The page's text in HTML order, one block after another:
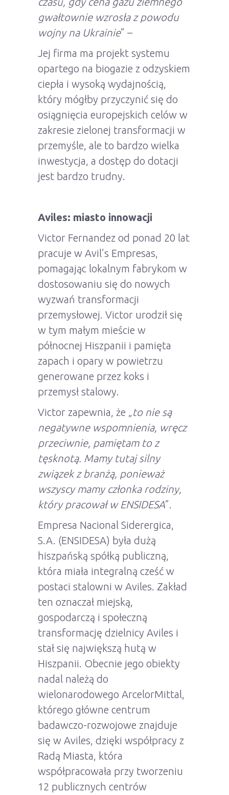
gwałtownie wzrosła z powodu
wojny na Ukrainie” –
Jej firma ma projekt systemu
opartego na biogazie z odzyskiem
ciepła i wysoką wydajnością,
który mógłby przyczynić się do
osiągnięcia europejskich celów w
zakresie zielonej transformacji w
przemyśle, ale to bardzo wielka
inwestycja, a dostęp do dotacji
jest bardzo trudny.
Aviles: miasto innowacji
Victor Fernandez od ponad 20 lat
pracuje w Avil’s Empresas,
pomagając lokalnym fabrykom w
dostosowaniu się do nowych
wyzwań transformacji
przemysłowej. Victor urodził się
w tym małym mieście w
północnej Hiszpanii i pamięta
zapach i opary w powietrzu
generowane przez koks i
przemysł stalowy.
Victor zapewnia, że „to nie są
negatywne wspomnienia, wręcz
przeciwnie, pamiętam to z
tęsknotą. Mamy tutaj silny
związek z branżą, ponieważ
wszyscy mamy członka rodziny,
który pracował w ENSIDESA”.
Empresa Nacional Siderergica,
S.A. (ENSIDESA) była dużą
hiszpańską spółką publiczną,
która miała integralną cześć w
postaci stalowni w Aviles. Zakład
ten oznaczał miejską,
gospodarczą i społeczną
transformację dzielnicy Aviles i
stał się największą hutą w
Hiszpanii. Obecnie jego obiekty
nadal należą do
wielonarodowego ArcelorMittal,
którego główne centrum
badawczo-rozwojowe znajduje
się w Aviles, dzięki współpracy z
Radą Miasta, która
współpracowała przy tworzeniu
12 publicznych centrów